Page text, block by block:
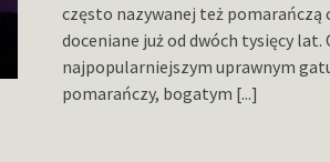
często nazywanej też pomarańczą
doceniane już od dwóch tysięcy lat.
najpopularniejszym uprawnym
pomarańczy, bogatym [...]